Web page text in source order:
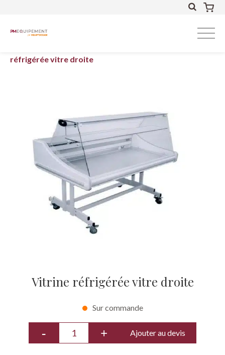
réfrigérée vitre droite
Vitrine réfrigérée vitre droite
Sur commande
Ajouter au devis